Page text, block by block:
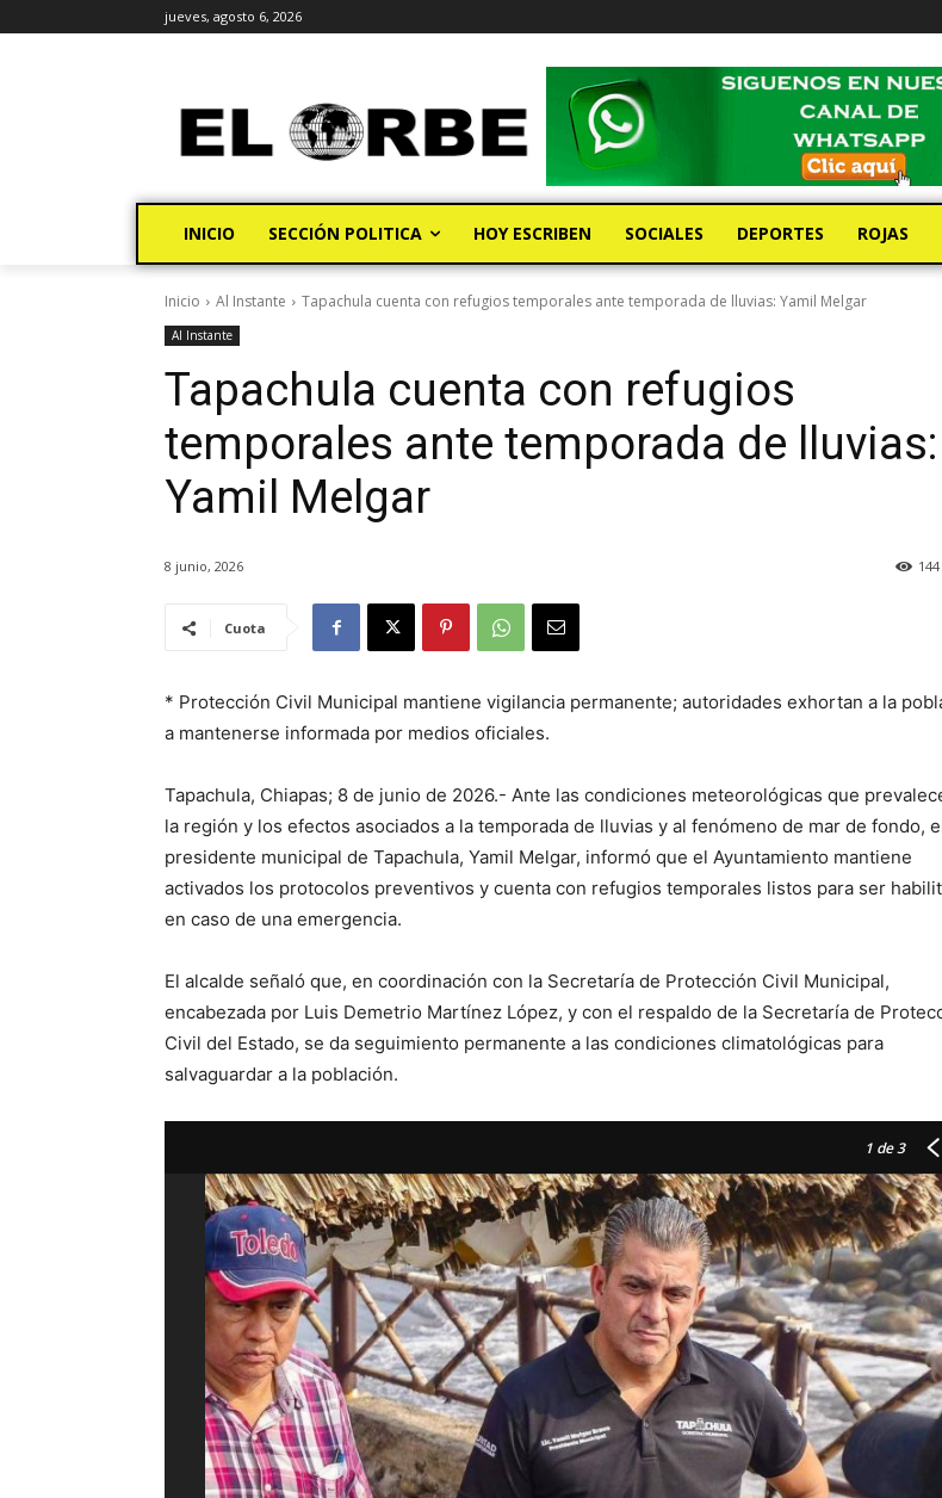
jueves, agosto 6, 2026
INICIO SECCIÓN POLITICA HOY ESCRIBEN SOCIALES DEPORTES ROJAS
Inicio Al Instante Tapachula cuenta con refugios temporales ante temporada de lluvias: Yamil Melgar
Al Instante
Tapachula cuenta con refugios
temporales ante temporada de lluvias:
Yamil Melgar
8 junio, 2026 144
Cuota
* Protección Civil Municipal mantiene vigilancia permanente; autoridades exhortan a la
a mantenerse informada por medios oficiales.
Tapachula, Chiapas; 8 de junio de 2026.- Ante las condiciones meteorológicas que
la región y los efectos asociados a la temporada de lluvias y al fenómeno de mar de fondo,
presidente municipal de Tapachula, Yamil Melgar, informó que el Ayuntamiento mantiene
activados los protocolos preventivos y cuenta con refugios temporales listos para ser
en caso de una emergencia.
El alcalde señaló que, en coordinación con la Secretaría de Protección Civil Municipal,
encabezada por Luis Demetrio Martínez López, y con el respaldo de la Secretaría de
Civil del Estado, se da seguimiento permanente a las condiciones climatológicas para
salvaguardar a la población.
1 de 3